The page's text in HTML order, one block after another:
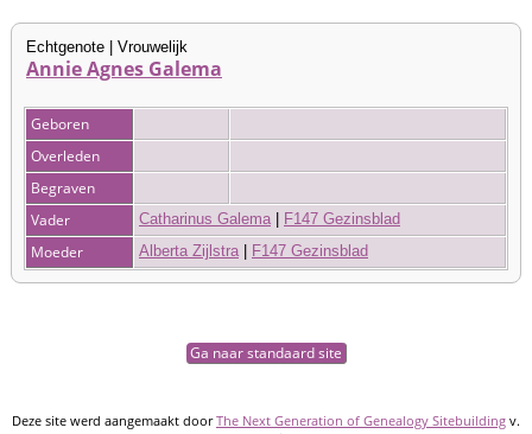
Echtgenote | Vrouwelijk
Annie Agnes Galema
Geboren
Overleden
Begraven
Vader
Catharinus Galema F147 Gezinsblad
Moeder Alberta Zijlstra F147 Gezinsblad
Ga naar standaard site
Deze site werd aangemaakt doorThe Next Generation of Genealogy Sitebuilding v.